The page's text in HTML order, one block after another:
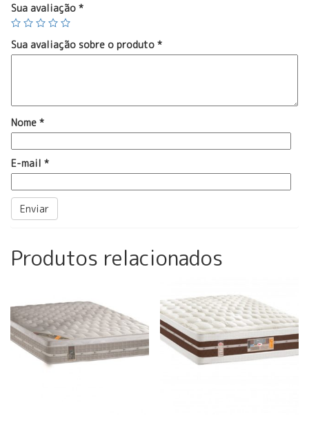
Sua avaliação *
Sua avaliação sobre o produto *
Nome *
E-mail *
Produtos relacionados